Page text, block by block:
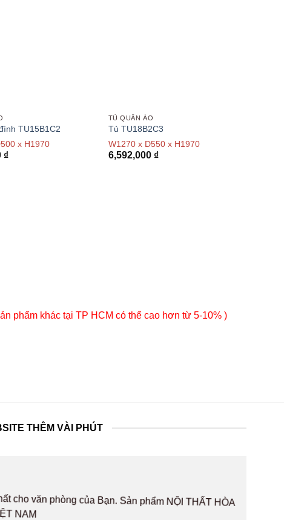
TU15B1C2
x H1970
₫
TỦ QUẦN ÁO
Tủ TU18B2C3
W1270 x D550 x H1970
6,592,000 ₫
phẩm khác tại TP HCM có thể cao hơn từ 5-10% )
THÊM VÀI PHÚT
cho văn phòng của Bạn. Sản phẩm NỘI THẤT HÒA
NAM